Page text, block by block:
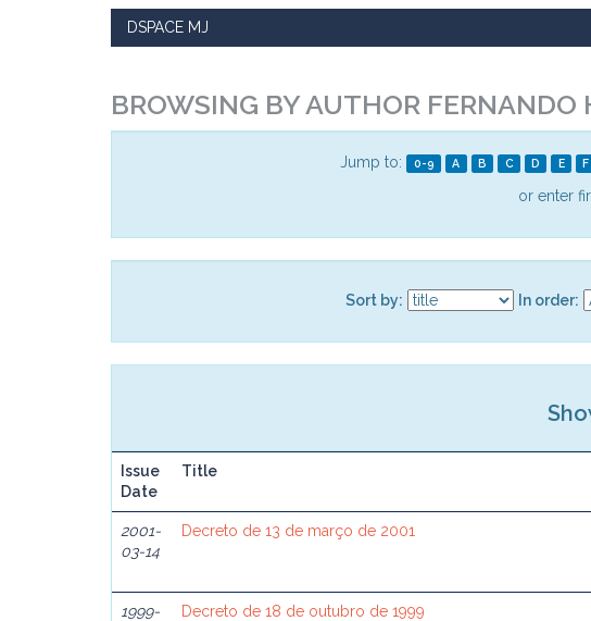
DSPACE MJ
BROWSING BY AUTHOR FERNANDO
Jump to: 0-9 A B C D E F
or enter
Sort by: In order:
Issue
Date
Title
2001-
03-14
Decreto de 13 de março de 2001
1999-
Decreto de 18 de outubro de 1999